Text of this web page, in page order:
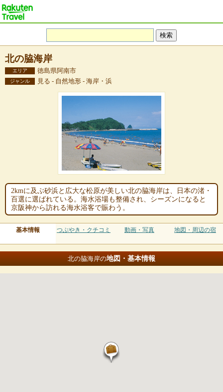
北の脇海岸
エリア 徳島県阿南市
ジャンル 見る - 自然地形 - 海岸・浜
2kmに及ぶ砂浜と広大な松原が美しい北の脇海岸は、日本の渚・
百選に選ばれている。海水浴場も整備され、シーズンになると
京阪神から訪れる海水浴客で賑わう。
基本情報 つぶやき・クチコミ 動画・写真 地図・周辺の宿
北の脇海岸の地図・基本情報